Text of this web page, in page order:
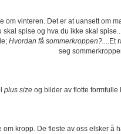
om vinteren. Det er at uansett om
spise og hva du ikke skal
Hvordan få sommerkroppen?.... Et
seg
plus size og bilder av flotte
kropp. De fleste av oss elsker